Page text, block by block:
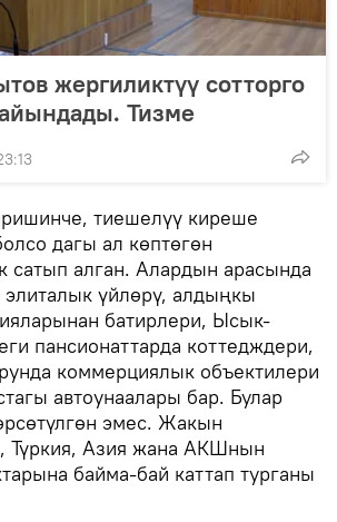
жергиликтүү сотторго
Тизме
тиешелүү киреше
дагы ал көптөгөн
алган. Алардын арасында
үйлөрү, алдыңкы
батирлери, Ысык-
пансионаттарда коттедждери,
коммерциялык объектилери
автоунаалары бар. Булар
эмес. Жакын
Түркия, Азия жана АКШнын
байма-бай каттап турганы